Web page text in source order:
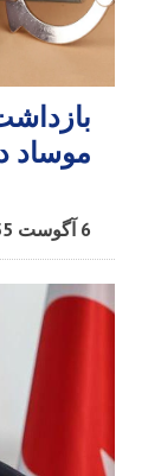
موساد
6 آگوست 18:55